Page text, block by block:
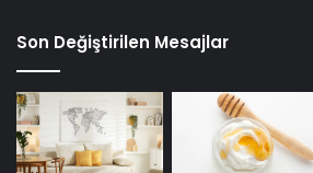
Son Değiştirilen Mesajlar